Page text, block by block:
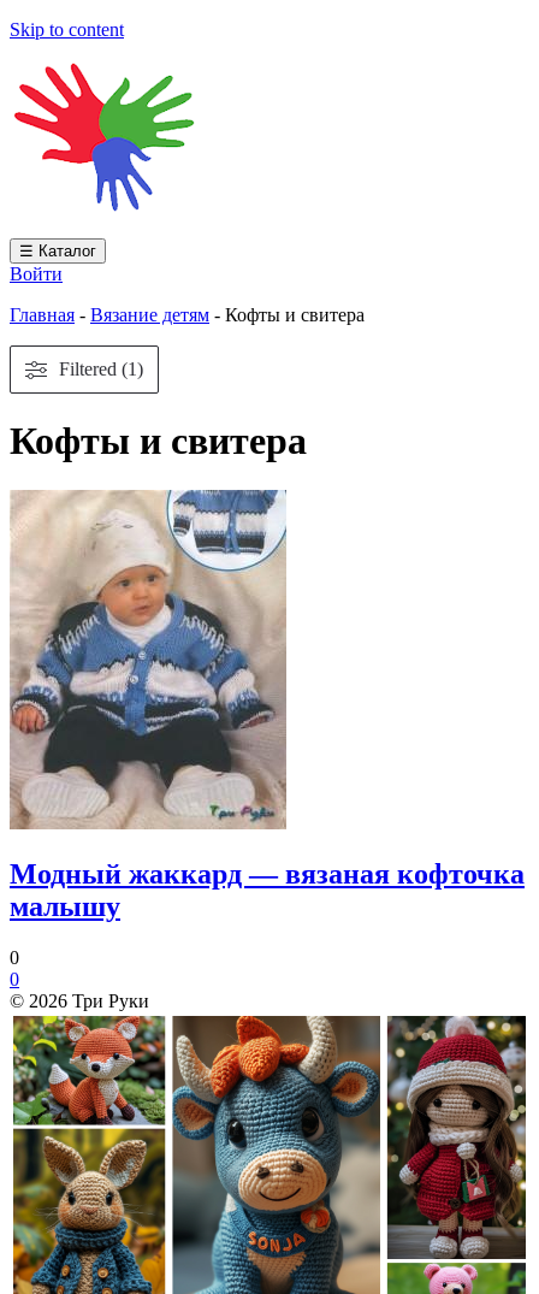
Skip to content
☰ Каталог
Войти
Главная - Вязание детям - Кофты и свитера
Filtered (1)
Кофты и свитера
Модный жаккард — вязаная кофточка
малышу
0
0
© 2026 Три Руки